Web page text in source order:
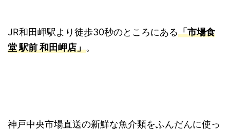
JR和田岬駅より徒歩30秒のところにある「市場食
堂 駅前 和田岬店」。
神戸中央市場直送の新鮮な魚介類をふんだんに使っ